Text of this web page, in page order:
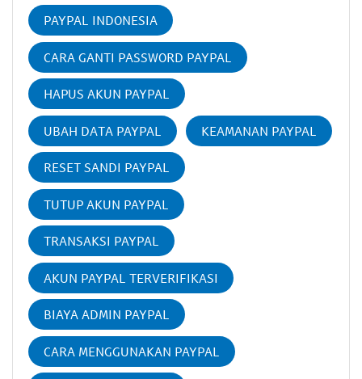
PAYPAL INDONESIA
CARA GANTI PASSWORD PAYPAL
HAPUS AKUN PAYPAL
UBAH DATA PAYPAL KEAMANAN PAYPAL
RESET SANDI PAYPAL
TUTUP AKUN PAYPAL
TRANSAKSI PAYPAL
AKUN PAYPAL TERVERIFIKASI
BIAYA ADMIN PAYPAL
CARA MENGGUNAKAN PAYPAL